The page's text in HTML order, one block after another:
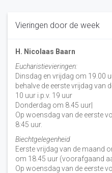
Vieringen door de week
H. Nicolaas Baarn
Eucharistievieringen:
Dinsdag en vrijdag om 19.00
behalve de eerste vrijdag van
10 uur i.p.v. 19 uur
Donderdag om 8.45 uur|
Op woensdag van de eerste
8:45 uur.
Biechtgelegenheid
Eerste vrijdag van de maand
om 18.45 uur (voorafgaand
Op woensdag van de eerste